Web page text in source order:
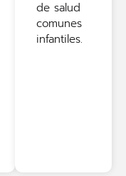
de salud
comunes
infantiles.